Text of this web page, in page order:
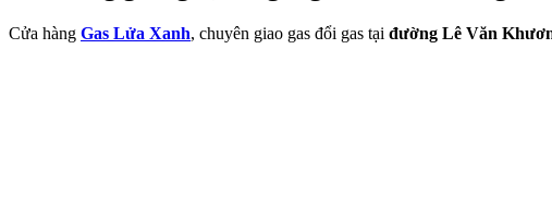
Cửa hàng Gas Lửa Xanh, chuyên giao gas đổi gas tại đường Lê Văn